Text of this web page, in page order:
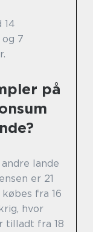
14
7
på
lande
er 21
fra 16
hvor
tilladt fra 18